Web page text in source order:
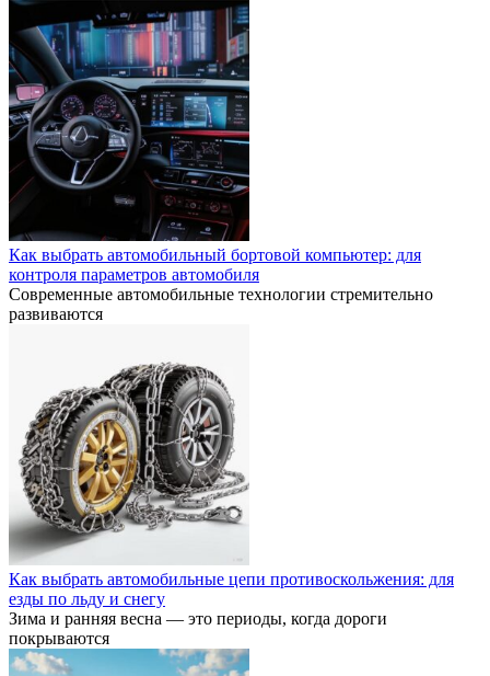
Как выбрать автомобильный бортовой компьютер: для
контроля параметров автомобиля
Современные автомобильные технологии стремительно
развиваются
Как выбрать автомобильные цепи противоскольжения: для
езды по льду и снегу
Зима и ранняя весна — это периоды, когда дороги
покрываются